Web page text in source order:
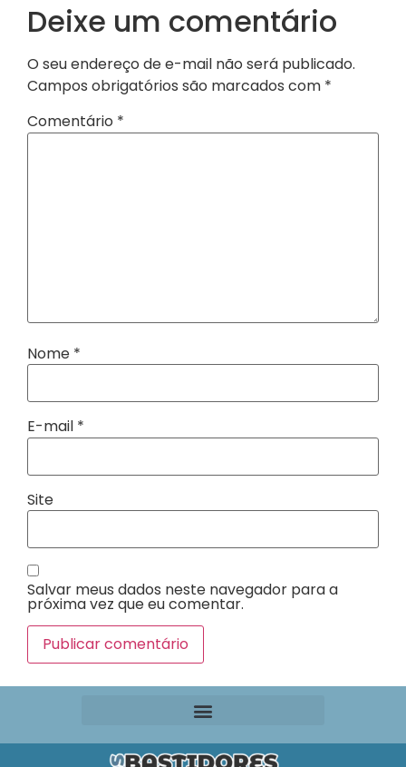
Deixe um comentário
O seu endereço de e-mail não será publicado.
Campos obrigatórios são marcados com *
Comentário *
Nome *
E-mail *
Site
Salvar meus dados neste navegador para a
próxima vez que eu comentar.